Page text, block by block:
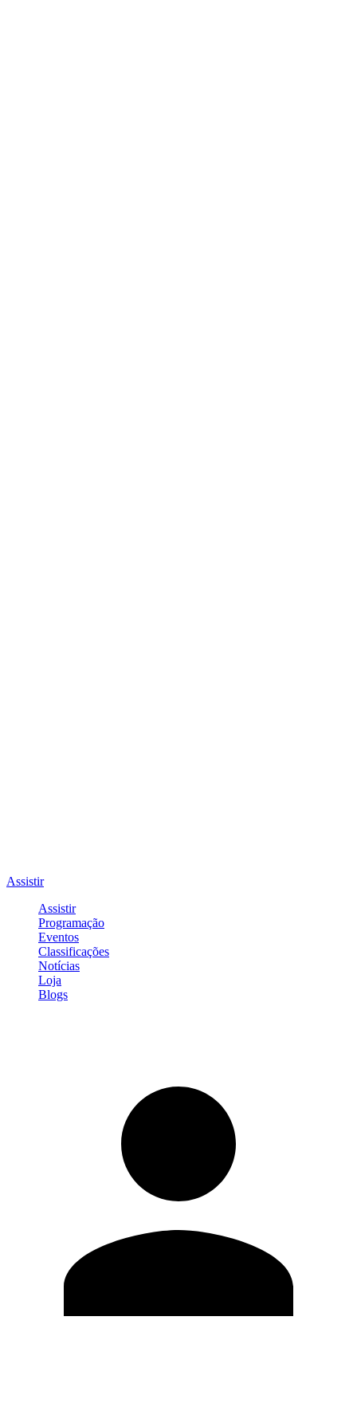
Assistir
Assistir
Programação
Eventos
Classificações
Notícias
Loja
Blogs